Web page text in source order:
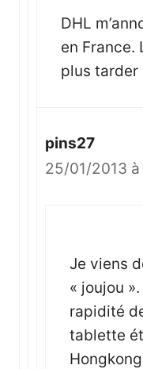
DHL
en France.
plus tarder
pins27
25/01/2013 à
Je viens
« joujou
rapidité
tablette